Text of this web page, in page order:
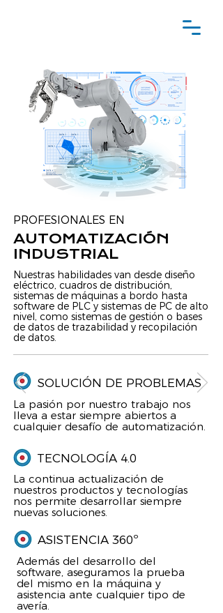
PROFESIONALES EN
AUTOMATIZACIÓN
INDUSTRIAL
Nuestras habilidades van desde diseño
eléctrico, cuadros de distribución,
sistemas de máquinas a bordo hasta
software de PLC y sistemas de PC de alto
nivel, como sistemas de gestión o bases
de datos de trazabilidad y recopilación
de datos.
SOLUCIÓN DE PROBLEMAS
La pasión por nuestro trabajo nos
lleva a estar siempre abiertos a
cualquier desafío de automatización.
TECNOLOGÍA 4.0
La continua actualización de
nuestros productos y tecnologías
nos permite desarrollar siempre
nuevas soluciones.
ASISTENCIA 360º
Además del desarrollo del
software, aseguramos la prueba
del mismo en la máquina y
asistencia ante cualquier tipo de
avería.